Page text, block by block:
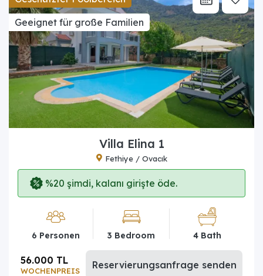
Geeignet für große Familien
Villa Elina 1
Fethiye / Ovacık
%20 şimdi, kalanı girişte öde.
6 Personen 3 Bedroom 4 Bath
WOCHENPREIS
56.000 TL Reservierungsanfrage senden